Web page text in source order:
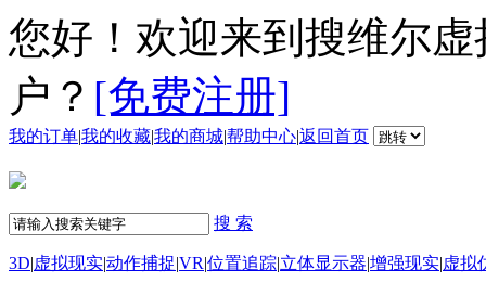
您好！欢迎来到搜维尔
户？ [免费注册]
我的订单|我的收藏|我的商城|帮助中心|返回首页
搜 索
3D|虚拟现实|动作捕捉|VR|位置追踪|立体显示器|增强现实|虚拟